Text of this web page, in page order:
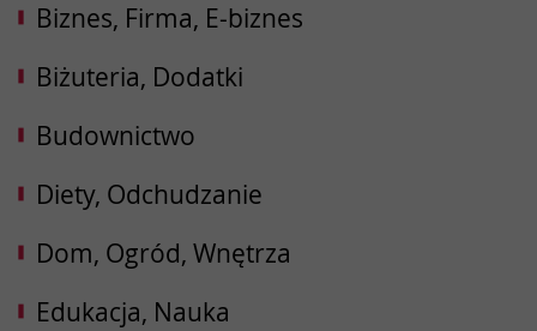
Biznes, Firma, E-biznes
Biżuteria, Dodatki
Budownictwo
Diety, Odchudzanie
Dom, Ogród, Wnętrza
Edukacja, Nauka